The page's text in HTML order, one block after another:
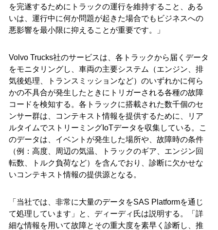
を完遂するためにトラックの運行を維持すること、ある
いは、運行中に何か問題が起きた場合でもビジネスへの
悪影響を最小限に抑えることが重要です。」
Volvo Trucks社のサービスは、各トラックから届くデータ
をモニタリングし、車両の主要システム（エンジン、排
気後処理、トランスミッションなど）のいずれかに何ら
かの不具合が発生したときにトリガーされる各種の故障
コードを検知する。各トラックに搭載された数千個のセ
ンサー群は、コンテキスト情報を提供するために、リア
ルタイムでストリーミングIoTデータを収集している。こ
のデータは、イベントが発生した場所や、故障時の条件
（例：高度、周辺の気温、トラックのギア、エンジン回
転数、トルク負荷など）を含んでおり、診断に欠かせな
いコンテキスト情報の提供源となる。
「当社では、非常に大量のデータをSAS Platformを通じ
て処理しています」と、ディーディ氏は説明する。「詳
細な情報を用いて故障とその重大度を素早く診断し、推